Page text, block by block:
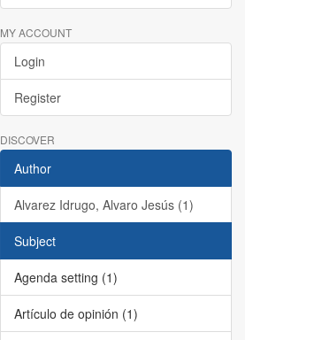
MY ACCOUNT
Login
Register
DISCOVER
Author
Alvarez Idrugo, Alvaro Jesús (1)
Subject
Agenda setting (1)
Artículo de opinión (1)